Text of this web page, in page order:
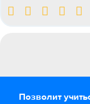
Позволит